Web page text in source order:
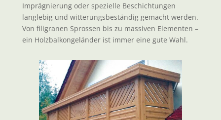
Imprägnierung oder spezielle Beschichtungen
langlebig und witterungsbeständig gemacht werden.
Von filigranen Sprossen bis zu massiven Elementen –
ein Holzbalkongeländer ist immer eine gute Wahl.